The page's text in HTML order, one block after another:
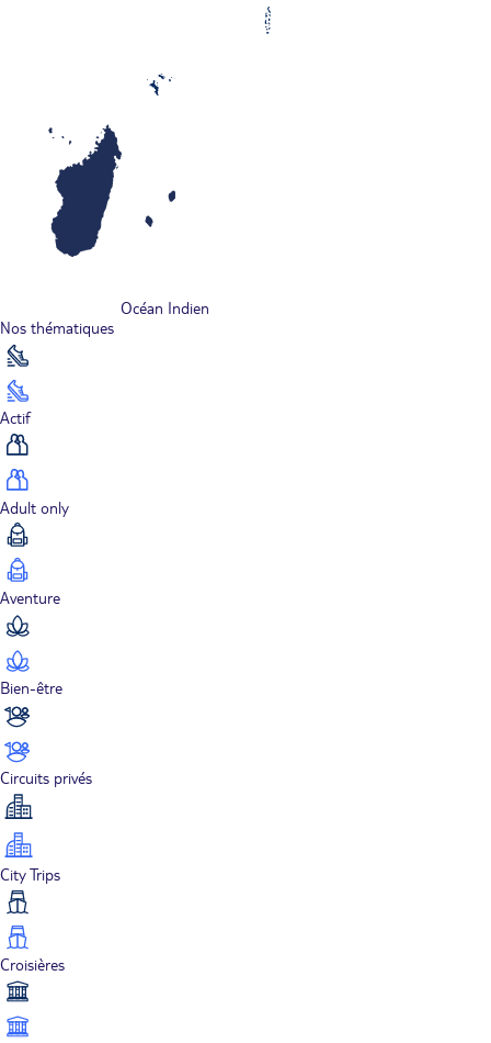
Océan Indien
Nos thématiques
Actif
Adult only
Aventure
Bien-être
Circuits privés
City Trips
Croisières